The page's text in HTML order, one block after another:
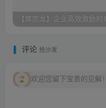
评论 抢沙发
欢迎您留下宝贵的见解！